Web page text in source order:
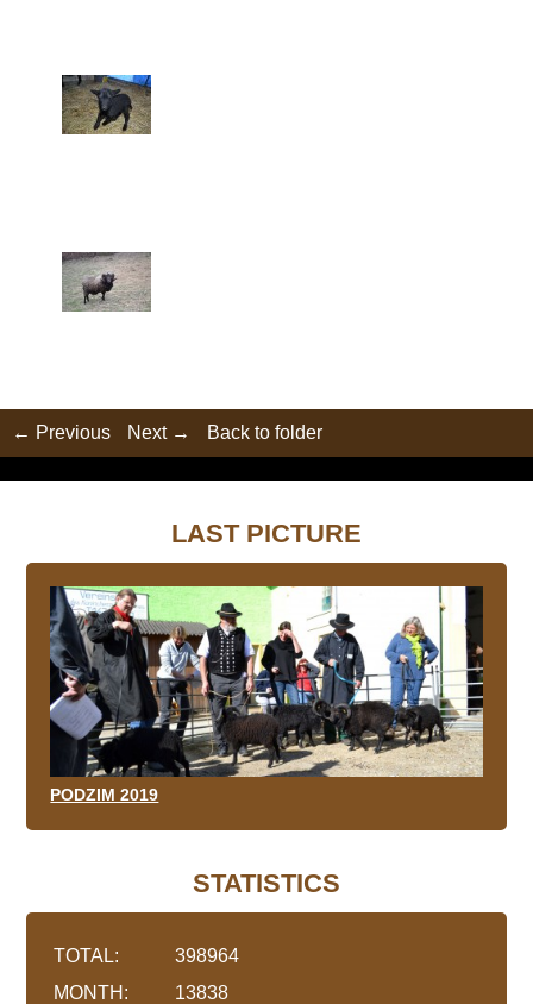
← Previous Next → Back to folder
LAST PICTURE
PODZIM 2019
STATISTICS
TOTAL:
398964
MONTH:
13838